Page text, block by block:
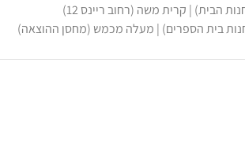
הבית) | קרית משה (רחוב ריינס 12)
בית הספרים) | מעלה מכמש (מחסן ההוצאה)